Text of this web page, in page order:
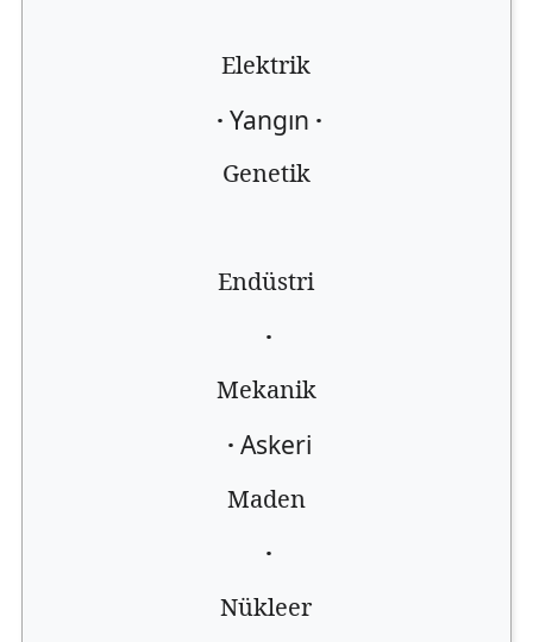
Elektrik
· Yangın ·
Genetik
Endüstri
·
Mekanik
· Askeri
Maden
·
Nükleer